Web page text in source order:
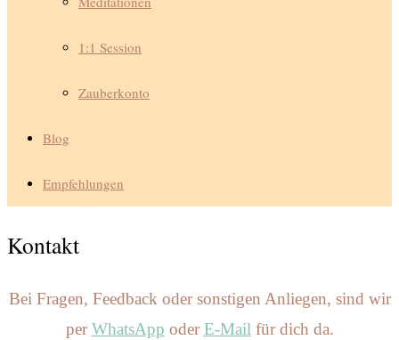
1:1 Session
Zauberkonto
Blog
Empfehlungen
Kontakt
Bei Fragen, Feedback oder sonstigen Anliegen, sind wir
per WhatsApp oder E-Mailfür dich da.